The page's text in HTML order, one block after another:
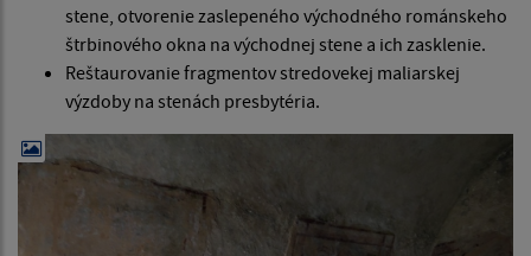
stene, otvorenie zaslepeného východného románskeho
štrbinového okna na východnej stene a ich zasklenie.
Reštaurovanie fragmentov stredovekej maliarskej
výzdoby na stenách presbytéria.